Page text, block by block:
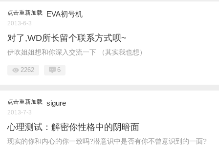
点击重新加载 EVA初号机
2013-6-3
对了,WD所长留个联系方式呗~
伊吹姐姐想和你深入交流一下 （其实我也想）
2262 6
点击重新加载 sigure
2013-7-3
心理测试：解密你性格中的阴暗面
现实的你和内心的你一致吗?潜意识中是否有你不曾意识到的一面?